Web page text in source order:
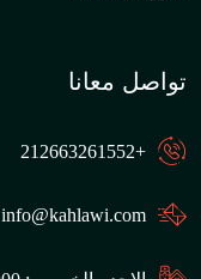
تواصل معانا
+212663261552
info@kahlawi.com